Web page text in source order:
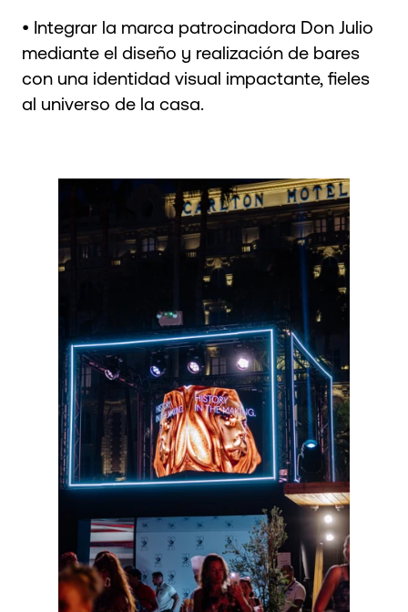
• Integrar la marca patrocinadora Don Julio
mediante el diseño y realización de bares
con una identidad visual impactante, fieles
al universo de la casa.